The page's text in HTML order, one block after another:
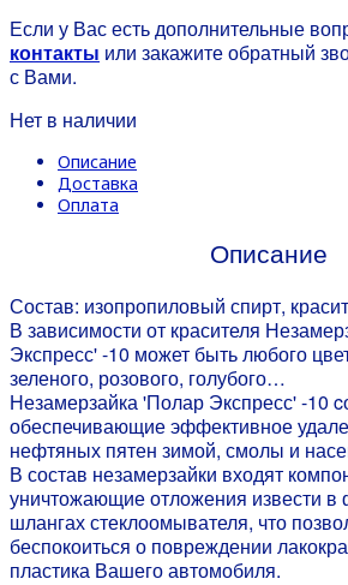
Если у Вас есть дополнительные
контакты или закажите обратный
с Вами.
Нет в наличии
Описание
Доставка
Оплата
Описание
Состав: изопропиловый спирт,
В зависимости от красителя
Экспресс' -10 может быть любого
зеленого, розового, голубого…
Незамерзайка 'Полар Экспресс' -10
обеспечивающие эффективное
нефтяных пятен зимой, смолы и
В состав незамерзайки входят
уничтожающие отложения извести в
шлангах стеклоомывателя, что
беспокоиться о повреждении
пластика Вашего автомобиля.